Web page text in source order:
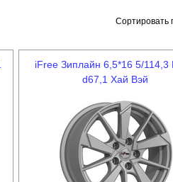
Сортировать
iFree Зиплайн 6,5*16 5/114,3
d67,1 Хай Вэй